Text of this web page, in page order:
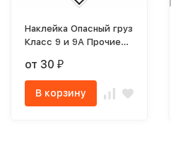
Наклейка Опасный груз
Класс 9 и 9А Прочие
изделия
от 30 ₽
В корзину